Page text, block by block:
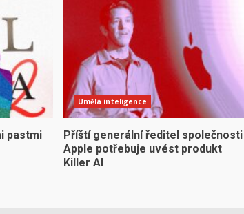
pastmi
Umělá inteligence
Příští generální ředitel společnosti
Apple potřebuje uvést produkt
Killer AI